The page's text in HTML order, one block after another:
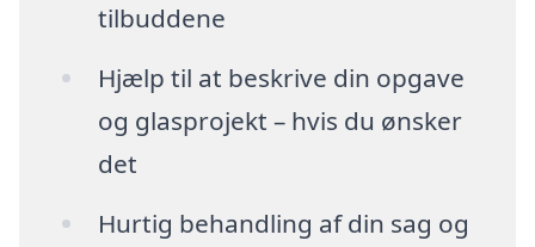
tilbuddene
Hjælp til at beskrive din opgave
og glasprojekt – hvis du ønsker
det
Hurtig behandling af din sag og